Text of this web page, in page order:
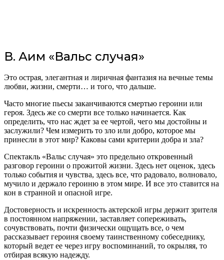
В. Аим «Вальс случая»
Это острая, элегантная и лиричная фантазия на вечные темы
любви, жизни, смерти… и того, что дальше.
Часто многие пьесы заканчиваются смертью героини или
героя. Здесь же со смерти все только начинается. Как
определить, что нас ждет за ее чертой, чего мы достойны и
заслужили? Чем измерить то зло или добро, которое мы
принесли в этот мир? Каковы сами критерии добра и зла?
Спектакль «Вальс случая» это предельно откровенный
разговор героини о прожитой жизни. Здесь нет оценок, здесь
только события и чувства, здесь все, что радовало, волновало,
мучило и держало героиню в этом мире. И все это ставится на
кон в странной и опасной игре.
Достоверность и искренность актерской игры держит зрителя
в постоянном напряжении, заставляет сопереживать,
сочувствовать, почти физически ощущать все, о чем
рассказывает героиня своему таинственному собеседнику,
который ведет ее через игру воспоминаний, то окрыляя, то
отбирая всякую надежду.